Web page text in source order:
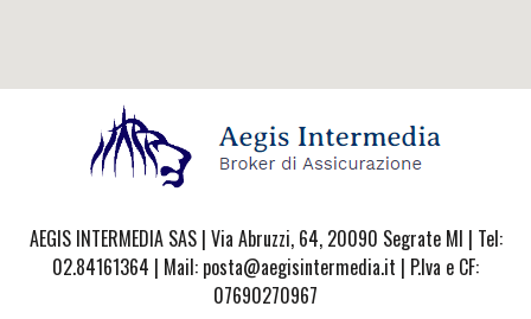
AEGIS INTERMEDIA SAS | Via Abruzzi, 64, 20090 Segrate MI | Tel:
02.84161364 | Mail: posta@aegisintermedia.it | P.Iva e CF:
07690270967